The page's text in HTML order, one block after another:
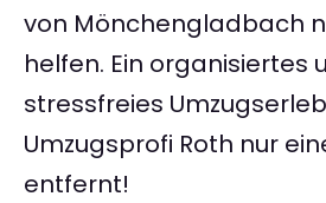
von Mönchengladbach
helfen. Ein organisiertes
stressfreies
Umzugsprofi Roth nur
entfernt!